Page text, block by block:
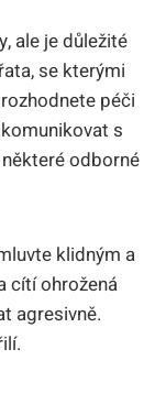
ale je důležité
se kterými
péči
s
odborné
klidným a
cítí ohrožená
agresivně.